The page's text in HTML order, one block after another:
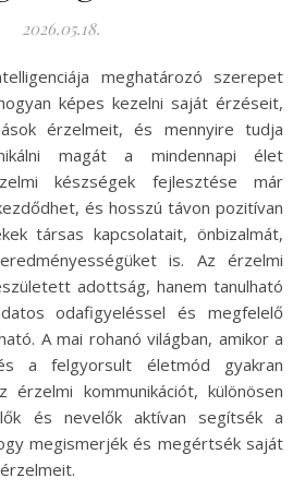
2026.05.18.
képes kezelni saját érzéseit,
érzelmeit, és mennyire tudja
magát a mindennapi élet
készségek fejlesztése már
és hosszú távon pozitívan
társas kapcsolatait, önbizalmát,
is. Az érzelmi
adottság, hanem tanulható
odafigyeléssel és megfelelő
A mai rohanó világban, amikor a
a felgyorsult életmód gyakran
kommunikációt, különösen
és nevelők aktívan segítsék a
megismerjék és megértsék saját